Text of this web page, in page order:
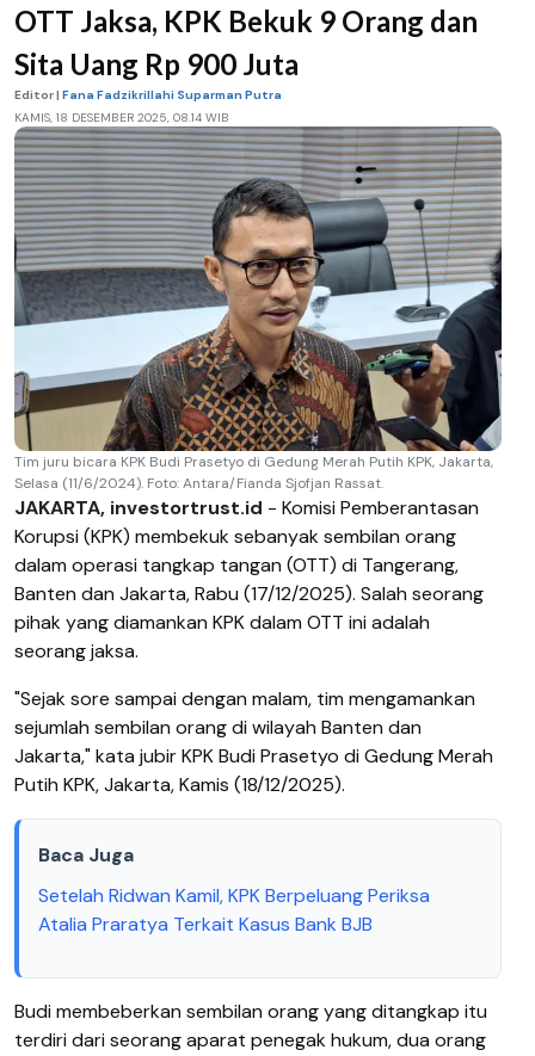
OTT Jaksa, KPK Bekuk 9 Orang dan
Sita Uang Rp 900 Juta
Editor | Fana Fadzikrillahi Suparman Putra
KAMIS, 18 DESEMBER 2025, 08.14 WIB
Tim juru bicara KPK Budi Prasetyo di Gedung Merah Putih KPK, Jakarta,
Selasa (11/6/2024). Foto: Antara/Fianda Sjofjan Rassat.
JAKARTA, investortrust.id - Komisi Pemberantasan
Korupsi (KPK) membekuk sebanyak sembilan orang
dalam operasi tangkap tangan (OTT) di Tangerang,
Banten dan Jakarta, Rabu (17/12/2025). Salah seorang
pihak yang diamankan KPK dalam OTT ini adalah
seorang jaksa.
"Sejak sore sampai dengan malam, tim mengamankan
sejumlah sembilan orang di wilayah Banten dan
Jakarta," kata jubir KPK Budi Prasetyo di Gedung Merah
Putih KPK, Jakarta, Kamis (18/12/2025).
Baca Juga
Setelah Ridwan Kamil, KPK Berpeluang Periksa
Atalia Praratya Terkait Kasus Bank BJB
Budi membeberkan sembilan orang yang ditangkap itu
terdiri dari seorang aparat penegak hukum, dua orang